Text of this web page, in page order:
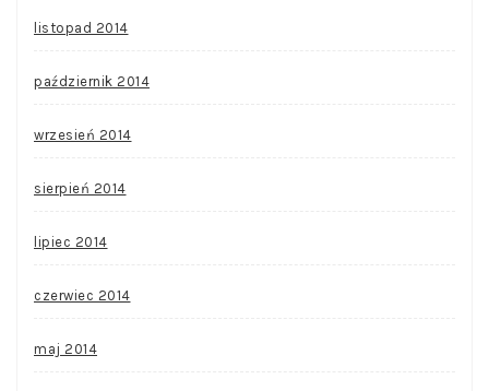
listopad 2014
październik 2014
wrzesień 2014
sierpień 2014
lipiec 2014
czerwiec 2014
maj 2014